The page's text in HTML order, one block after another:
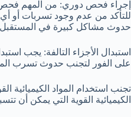
إجراء فحص دوري: من المهم فحص
للتأكد من عدم وجود تسربات أو
حدوث مشاكل كبيرة في
استبدال الأجزاء التالفة: يجب
على الفور لتجنب حدوث تسرب
تجنب استخدام المواد الكيميائية
الكيميائية القوية التي يمكن أن